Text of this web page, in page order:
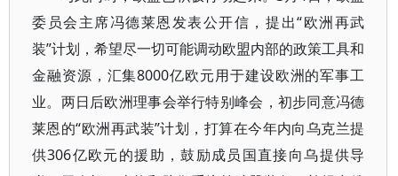
委员会主席冯德莱恩发表公开信，提出“欧洲再武
装”计划，希望尽一切可能调动欧盟内部的政策工具和
金融资源，汇集8000亿欧元用于建设欧洲的军事工
业。两日后欧洲理事会举行特别峰会，初步同意冯德
莱恩的“欧洲再武装”计划，打算在今年内向乌克兰提
供306亿欧元的援助，鼓励成员国直接向乌提供导